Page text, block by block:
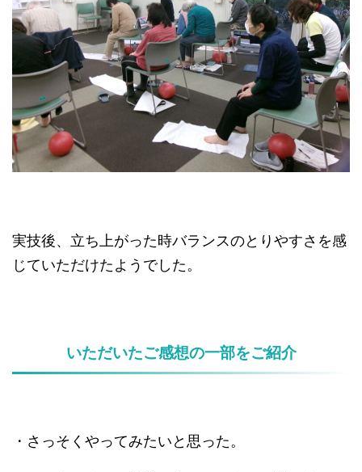
実技後、立ち上がった時バランスのとりやすさを感
じていただけたようでした。
いただいたご感想の一部をご紹介
・さっそくやってみたいと思った。